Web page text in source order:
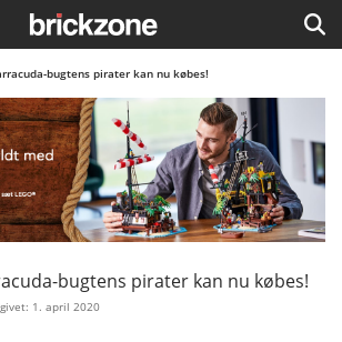
bugtens pirater kan nu købes!
bugtens pirater kan nu købes!
1. april 2020